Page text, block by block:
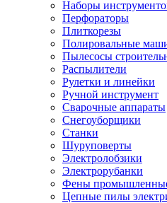
Наборы
Перфораторы
Плиткорезы
Полировальные
Пылесосы
Распылители
Рулетки и линейки
Ручной инструмент
Сварочные аппараты
Снегоуборщики
Станки
Шуруповерты
Электролобзики
Электрорубанки
Фены
Цепные пилы